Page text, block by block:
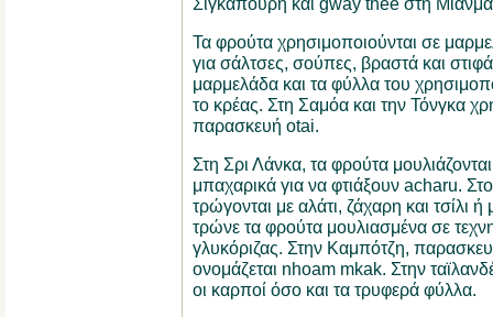
Τα φρούτα χρησιμοποιούνται σε
για σάλτσες, σούπες, βραστά και
μαρμελάδα και τα φύλλα του
το κρέας. Στη Σαμόα και την Τόνγκα
παρασκευή otai.
Στη Σρι Λάνκα, τα φρούτα μουλιάζονται
μπαχαρικά για να φτιάξουν acharu.
τρώγονται με αλάτι, ζάχαρη και τσίλι
τρώνε τα φρούτα μουλιασμένα σε
γλυκόριζας. Στην Καμπότζη,
ονομάζεται nhoam mkak. Στην
οι καρποί όσο και τα τρυφερά φύλλα.